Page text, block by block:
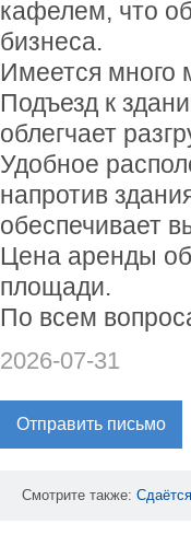
кафелем, что
бизнеса.
Имеется много
Подъезд к
облегчает
Удобное
напротив
обеспечивает
Цена аренды
площади.
По всем
2026-07-31
Отправить письмо
Смотрите также: Сдаётся